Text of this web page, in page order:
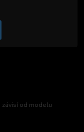
závisí od modelu